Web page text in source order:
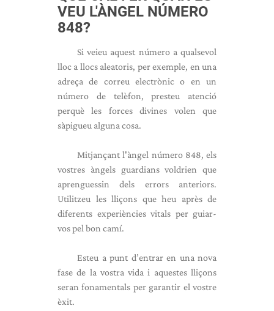
VEU L'ÀNGEL NÚMERO
848?
Si veieu aquest número a qualsevol
lloc a llocs aleatoris, per exemple, en una
adreça de correu electrònic o en un
número de telèfon, presteu atenció
perquè les forces divines volen que
sàpigueu alguna cosa.
Mitjançant l'àngel número 848, els
vostres àngels guardians voldrien que
aprenguessin dels errors anteriors.
Utilitzeu les lliçons que heu après de
diferents experiències vitals per guiar-
vos pel bon camí.
Esteu a punt d’entrar en una nova
fase de la vostra vida i aquestes lliçons
seran fonamentals per garantir el vostre
èxit.